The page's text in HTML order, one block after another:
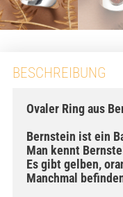
BESCHREIBUNG
Ovaler Ring aus
Bernstein ist ein
Man kennt
Es gibt gelben,
Manchmal